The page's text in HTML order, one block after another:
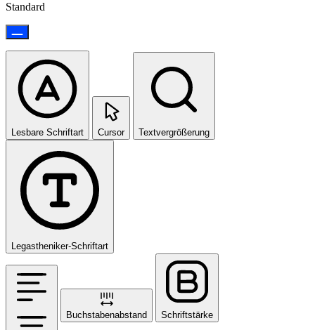
Standard
Lesbare Schriftart Cursor Textvergrößerung
Legastheniker-Schriftart
Buchstabenabstand Schriftstärke